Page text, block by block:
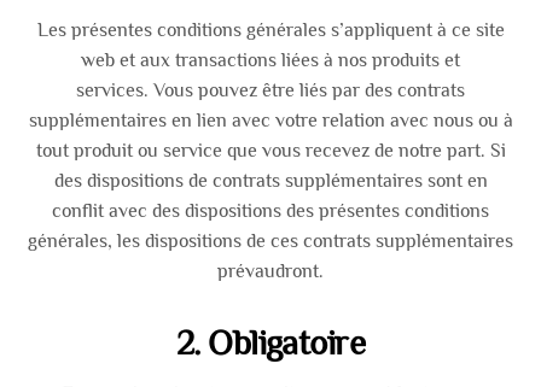
Les présentes conditions générales s’appliquent à ce site
web et aux transactions liées à nos produits et
services. Vous pouvez être liés par des contrats
supplémentaires en lien avec votre relation avec nous ou à
tout produit ou service que vous recevez de notre part. Si
des dispositions de contrats supplémentaires sont en
conflit avec des dispositions des présentes conditions
générales, les dispositions de ces contrats supplémentaires
prévaudront.
2. Obligatoire